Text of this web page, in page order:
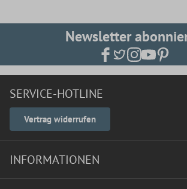
Newsletter
SERVICE-HOTLINE
Vertrag widerrufen
INFORMATIONEN